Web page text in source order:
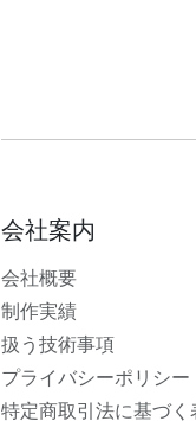
会社案内
会社概要
制作実績
扱う技術事項
プライバシーポリシー
特定商取引法に基づく